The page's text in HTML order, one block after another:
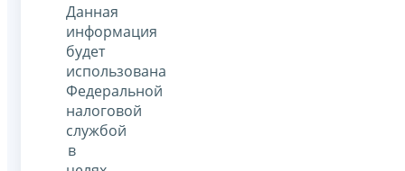
Данная
информация
будет
использована
Федеральной
налоговой
службой
в